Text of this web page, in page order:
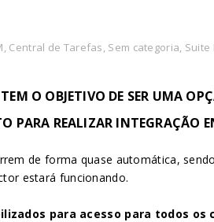
, Central de Tarefas, Sem categoria, Suite
O OBJETIVO DE SER UMA
PARA REALIZAR INTEGRAÇÃO
de forma quase automática,
estará funcionando.
para acesso para todos